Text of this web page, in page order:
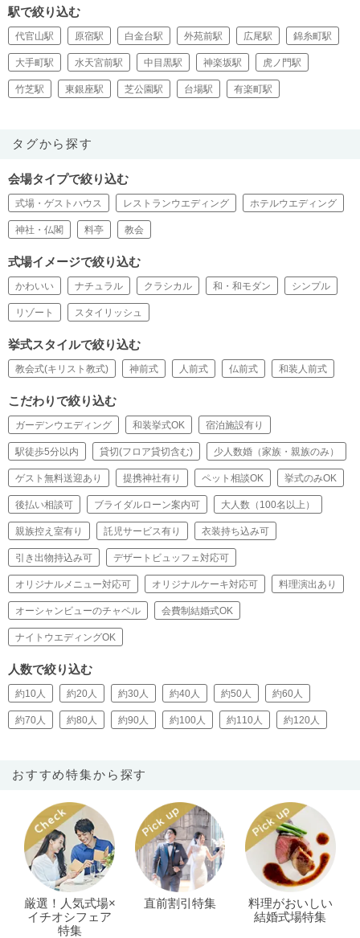
駅で絞り込む
代官山駅 原宿駅 白金台駅 外苑前駅 広尾駅 錦糸町駅
大手町駅 水天宮前駅 中目黒駅 神楽坂駅 虎ノ門駅
竹芝駅 東銀座駅 芝公園駅 台場駅 有楽町駅
タグから探す
会場タイプで絞り込む
式場・ゲストハウス レストランウエディング ホテルウエディング
神社・仏閣 料亭 教会
式場イメージで絞り込む
かわいい ナチュラル クラシカル 和・和モダン シンプル
リゾート スタイリッシュ
挙式スタイルで絞り込む
教会式(キリスト教式) 神前式 人前式 仏前式 和装人前式
こだわりで絞り込む
ガーデンウエディング 和装挙式OK 宿泊施設有り
駅徒歩5分以内 貸切(フロア貸切含む) 少人数婚（家族・親族のみ）
ゲスト無料送迎あり 提携神社有り ペット相談OK 挙式のみOK
後払い相談可 ブライダルローン案内可 大人数（100名以上）
親族控え室有り 託児サービス有り 衣装持ち込み可
引き出物持込み可 デザートビュッフェ対応可
オリジナルメニュー対応可 オリジナルケーキ対応可 料理演出あり
オーシャンビューのチャペル 会費制結婚式OK
ナイトウエディングOK
人数で絞り込む
約10人 約20人 約30人 約40人 約50人 約60人
約70人 約80人 約90人 約100人 約110人 約120人
おすすめ特集から探す
厳選！人気式場×
イチオシフェア
特集
直前割引特集
料理がおいしい
結婚式場特集